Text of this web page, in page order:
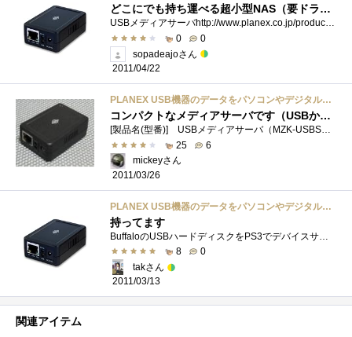
どこにでも持ち運べる超小型NAS（要ドライブ）
USBメディアサーバhttp://www.planex.co.jp/product/usb/mzk-usbsv/2.5インチポータブルHDDと組み合わせて運用中
0
0
sopadeajoさん
2011/04/22
PLANEX USB機器のデータをパソコンやデジタル家電で共有できるUSB 2.0メディアサーバ 1ポート (PS3・Xbox 360対応) MZK-USBSV
コンパクトなメディアサーバです（USBから電源供給できました）
[製品名(型番)] USBメディアサーバ（MZK-USBSV）[購入経緯] NTT-Xの特売で、1980円で送料無料ということでポチッてしま いました（定価5200円）。 N...
25
6
mickeyさん
2011/03/26
PLANEX USB機器のデータをパソコンやデジタル家電で共有できるUSB 2.0メディアサーバ 1ポート (PS3・Xbox 360対応) MZK-USBSV
持ってます
8
0
takさん
2011/03/13
関連アイテム